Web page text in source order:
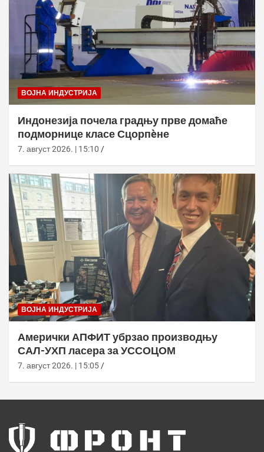
ВОЈНА ИНДУСТРИЈА
Индонезија почела градњу прве домаће
подморнице класе Сцорпèне
7. август 2026. | 15:10
ВОЈНА ИНДУСТРИЈА
Амерички АПФИТ убрзао производњу
САЛ-УХП ласера за УССОЦОМ
7. август 2026. | 15:05